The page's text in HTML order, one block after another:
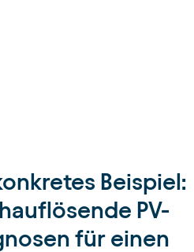
Beispiel:
PV-
für einen